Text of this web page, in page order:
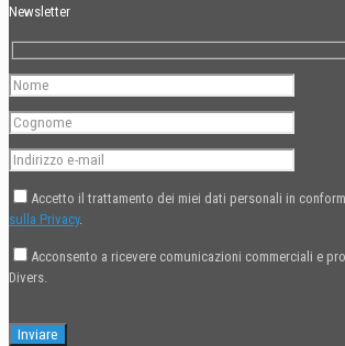
Newsletter
Accetto il trattamento dei miei dati personali in
sulla Privacy.
Acconsento a ricevere comunicazioni commerciali e
Divers.